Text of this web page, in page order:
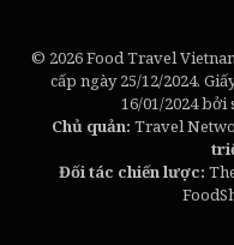
© 2026 Food Travel
cấp ngày 25/12/2024.
16/01/2024 bởi
Chủ quản: Travel
Đối tác chiến lược: